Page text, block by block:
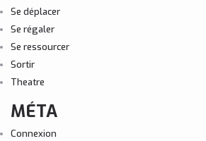
Se déplacer
Se régaler
Se ressourcer
Sortir
Theatre
MÉTA
Connexion